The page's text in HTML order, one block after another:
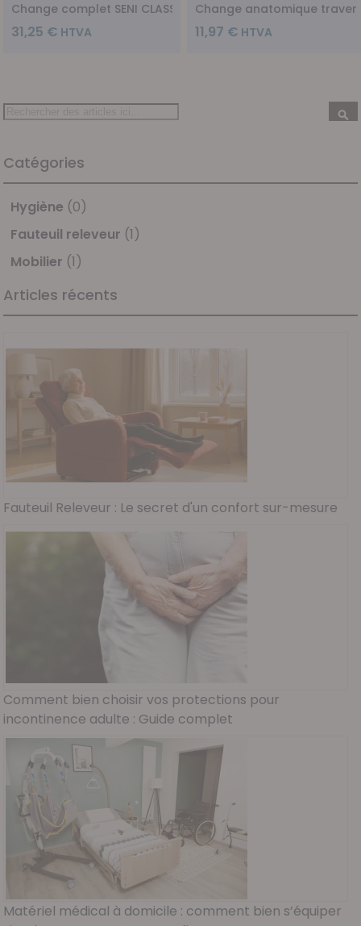
Change complet SENI CLASS Quatro - L 9g - 30pc
31,25 €
Change anatomique
11,97 €
Recherche
Catégories
Hygiène (0)
Fauteuil releveur (1)
Mobilier (1)
Articles récents
Fauteuil Releveur : Le secret d'un confort sur-mesure
Comment bien choisir vos protections pour
incontinence adulte : Guide complet
Matériel médical à domicile : comment bien s’équiper